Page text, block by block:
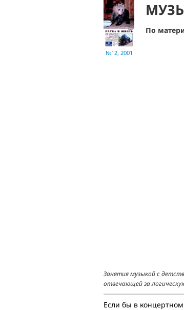
№12, 2001
По
Занятия музыкой с
отвечающей за
Если бы в